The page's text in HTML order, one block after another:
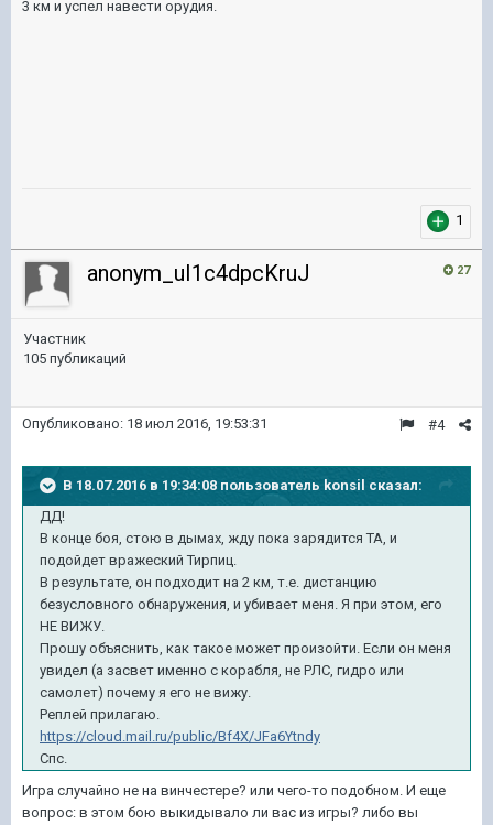
3 км и успел навести орудия.
1
27
anonym_uI1c4dpcKruJ
Участник
105 публикаций
#4
Опубликовано: 18 июл 2016, 19:53:31
В 18.07.2016 в 19:34:08 пользователь konsil сказал:
ДД!
В конце боя, стою в дымах, жду пока зарядится ТА, и
подойдет вражеский Тирпиц.
В результате, он подходит на 2 км, т.е. дистанцию
безусловного обнаружения, и убивает меня. Я при этом, его
НЕ ВИЖУ.
Прошу объяснить, как такое может произойти. Если он меня
увидел (а засвет именно с корабля, не РЛС, гидро или
самолет) почему я его не вижу.
Реплей прилагаю.
https://cloud.mail.ru/public/Bf4X/JFa6Ytndy
Спс.
Игра случайно не на винчестере? или чего-то подобном. И еще
вопрос: в этом бою выкидывало ли вас из игры? либо вы